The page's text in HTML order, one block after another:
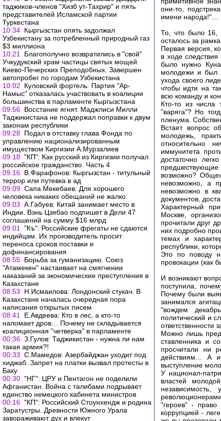
таджиков-членов "Хизб ут-Тахрир" и пять
представителей Исламской партии
Туркестана
10:34 Кыргызстан опять задолжал
Узбекистану за потребленный природный газ
$3 миллиона
10:21
Благополучно возвратились в "свой"
Учкудукский храм частицы святых мощей
Киево-Печерских Преподобных. Завершен
автопробег по городам Узбекистана
10:02
Куловский фортель. Партия "Ар-
Намыс" отказалась участвовать в коалиции
большинства в парламенте Кыргызстана
09:56 Восстание ягнят. Маджлиси Милли
Таджикистана не поддержал поправки к двум
законам республики
09:28 Подал в отставку глава Фонда по
управлению национализированным
имуществом Киргизии А.Мурзалиев
09:18 "КП": Как русский из Киргизии получал
российское гражданство. Часть 4
09:16 В.Фарафонов: Кыргызстан - титульный
террор или путевка в ад
09:09 Сапа Мекебаев: Для хорошего
человека никаких обещаний не жалко
09:03 А.Габуев: Китай занимает место в
Индии. Вэнь Цзябао подпишет в Дели 47
соглашений на сумму $16 млрд
09:01
"Къ": Российские фрегаты не сдаются
индийцам. Их производитель просит
переноса сроков поставки и
дофинансирования
08:55 Борьба за гуманизацию. Союз
"Атамекен" настаивает на смягчении
наказаний за экономические преступления в
Казахстане
08:53
Н.Исмаилова: Лондонский стукач. В
Казахстане началась очередная пора
написания открытых писем
08:41
Е.Авдеева: Кто в лес, а кто-то
наломает дров… Почему не складывается
коалиционная "четверка" в парламенте
00:36 З.Гулов: Таджикистан - нужна ли нам
такая армия?!
00:33 С.Мамедов: Азербайджан уходит под
хиджаб. Запрет на платки вызвал протесты в
Баку
00:30 "НГ": ЦРУ и Пентагон не поделили
Афганистан. Война с талибами подрывает
единство немецкого кабинета министров
00:16 "КП": Российский Стоунхендж и родина
Заратустры. Древности Южного Урала
завораживают дух и влекут
они-то,
имени народа!"…
То, что было 16,
осталось за
Первая версия,
в ходе
было нужно
молодежи и был
ухода своего
чтобы идти на
всю команду и
Кто-то из числа
"варяга"? Но
пленума.
Встает вопрос
молодежь,
относительно
иммунитета
достаточно
предшествующие
возможно?
невозможно, а
невозможно в
документов,
Характерный
Москве,
прочитали друг
них подробно
темах и
республики,
Это по поводу
провокации (как
И возникают
поступила,
Почему были
занимался
"вождем
политический и
ответственности
Можно лишь
ставленника и
просчитали ни
действиям… А
выступление
У национал-
властей
"героев" - право
коррупцией -